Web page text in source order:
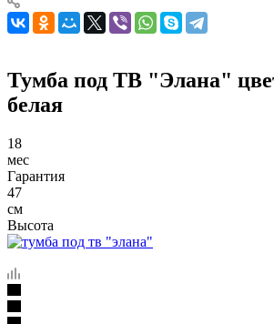
Тумба под ТВ "Элана"
белая
18
мес
Гарантия
47
см
Высота